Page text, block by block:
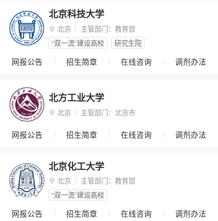
北京科技大学
 北京 主管部门： 教育部
“双一流”建设高校
研究生院
网报公告 招生简章 在线咨询 调剂办法
北方工业大学
 北京 主管部门： 北京市
网报公告 招生简章 在线咨询 调剂办法
北京化工大学
 北京 主管部门： 教育部
“双一流”建设高校
网报公告 招生简章 在线咨询 调剂办法